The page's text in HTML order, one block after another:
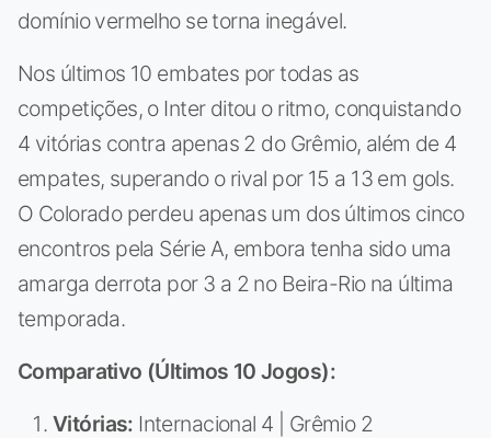
domínio vermelho se torna inegável.
Nos últimos 10 embates por todas as
competições, o Inter ditou o ritmo, conquistando
4 vitórias contra apenas 2 do Grêmio, além de 4
empates, superando o rival por 15 a 13 em gols.
O Colorado perdeu apenas um dos últimos cinco
encontros pela Série A, embora tenha sido uma
amarga derrota por 3 a 2 no Beira-Rio na última
temporada.
Comparativo (Últimos 10 Jogos):
Vitórias: Internacional 4 | Grêmio 2